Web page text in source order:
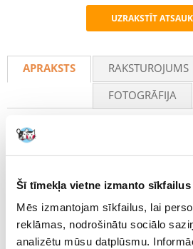
Šī tīmekļa vietne izmanto sīkfailus
Mēs izmantojam sīkfailus, lai
reklāmas, nodrošinātu sociālo
analizētu mūsu datplūsmu.
UZRAKSTĪT
APRAKSTS RAKSTUROJUMS
FOTOGRĀFIJA
Profesionāls kondicionieris gaišas krāsas
dabīgām sastāvdaļām: citrona ekstraktu,
melanīna veidošanos, kas izraisa krāsas
un kavē ūdens zudumu. Kondicioniera pH
Ietilpība 250 ml.
Lietošana: Uzklājiet kondicionieri uz suņa
vienmērīgi sadalās pa visu kažoku.
minūtes, pēc tam rūpīgi noskalojiet ar